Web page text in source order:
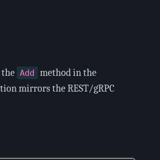
Add
method in the
mirrors the REST/gRPC